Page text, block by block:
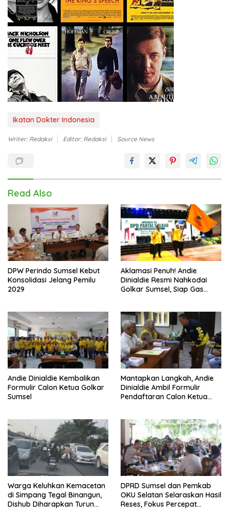
Ikatan Dokter Indonesia
Writer: Redaksi Editor: Redaksi Source News
Read Also
DPW Perindo Sumsel Kebut
Konsolidasi Jelang Pemilu
2029
Aklamasi Penuh! Andie
Dinialdie Resmi Nahkodai
Golkar Sumsel, Siap Gas
Andie Dinialdie Kembalikan
Formulir Calon Ketua Golkar
Sumsel
Mantapkan Langkah, Andie
Dinialdie Ambil Formulir
Pendaftaran Calon Ketua
Warga Keluhkan Kemacetan
di Simpang Tegal Binangun,
Dishub Diharapkan Turun
DPRD Sumsel dan Pemkab
OKU Selatan Selaraskan Hasil
Reses, Fokus Percepat